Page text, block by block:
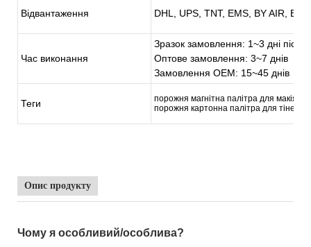
Відвантаження DHL, UPS, TNT, EMS, BY AIR, BY
Час виконання
Зразок замовлення: 1~3 дні після
Оптове замовлення: 3~7 днів
Замовлення OEM: 15~45 днів
Теги
порожня магнітна палітра для
порожня картонна палітра для тіней
Опис продукту
Чому я особливий/особлива?